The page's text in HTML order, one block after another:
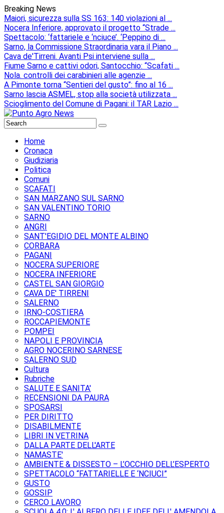
Breaking News
Maiori, sicurezza sulla SS 163: 140 violazioni al ...
Nocera Inferiore, approvato il progetto “Strade ...
Spettacolo: ‘fattariele e ‘nciuce’. ‘Peppino di ...
Sarno, la Commissione Straordinaria vara il Piano ...
Cava de'Tirreni. Avanti Psi interviene sulla ...
Fiume Sarno e cattivi odori, Santocchio: “Scafati ...
Nola. controlli dei carabinieri alle agenzie ...
A Pimonte torna “Sentieri del gusto”: fino al 16 ...
Sarno lascia ASMEL, stop alla società utilizzata ...
Scioglimento del Comune di Pagani: il TAR Lazio ...
Home
Cronaca
Giudiziaria
Politica
Comuni
SCAFATI
SAN MARZANO SUL SARNO
SAN VALENTINO TORIO
SARNO
ANGRI
SANT'EGIDIO DEL MONTE ALBINO
CORBARA
PAGANI
NOCERA SUPERIORE
NOCERA INFERIORE
CASTEL SAN GIORGIO
CAVA DE' TIRRENI
SALERNO
IRNO-COSTIERA
ROCCAPIEMONTE
POMPEI
NAPOLI E PROVINCIA
AGRO NOCERINO SARNESE
SALERNO SUD
Cultura
Rubriche
SALUTE E SANITA'
RECENSIONI DA PAURA
SPOSARSI
PER DIRITTO
DISABILMENTE
LIBRI IN VETRINA
DALLA PARTE DELL'ARTE
NAMASTE'
AMBIENTE & DISSESTO – L’OCCHIO DELL’ESPERTO
SPETTACOLO “FATTARIELLE E ‘NCIUCI”
GUSTO
GOSSIP
CERCO LAVORO